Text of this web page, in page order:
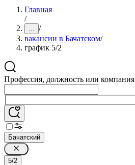
Главная
/
... /
вакансии в Бачатском/
график 5/2
Профессия, должность или компания
Бачатский
5/2